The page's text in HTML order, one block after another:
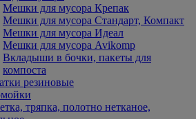
Мешки для мусора Крепак
Мешки для мусора Стандарт, Компакт
Мешки для мусора Идеал
Мешки для мусора Avikomp
Вкладыши в бочки, пакеты для
компоста
резиновые
тряпка, полотно нетканое,